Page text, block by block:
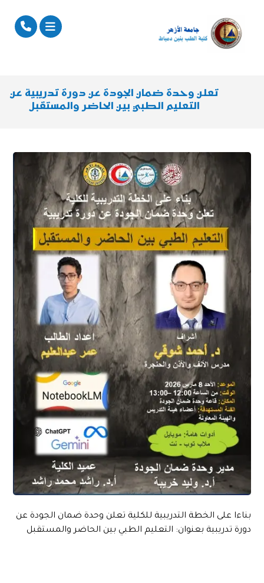
تعلن وحدة ضمان الجودة عن دورة تدريبية عن
التعليم الطبي بين الحاضر والمستقبل
بناءا على الخطة التدريبية للكلية تعلن وحدة ضمان الجودة عن
دورة تدريبية بعنوان: التعليم الطبي بين الحاضر والمستقبل